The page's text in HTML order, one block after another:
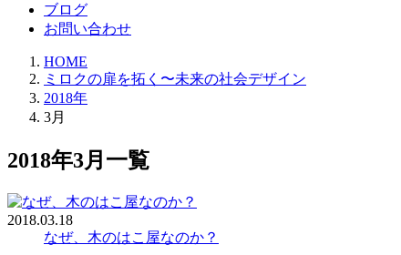
ブログ
お問い合わせ
HOME
ミロクの扉を拓く〜未来の社会デザイン
2018年
3月
2018年3月一覧
2018.03.18
なぜ、木のはこ屋なのか？